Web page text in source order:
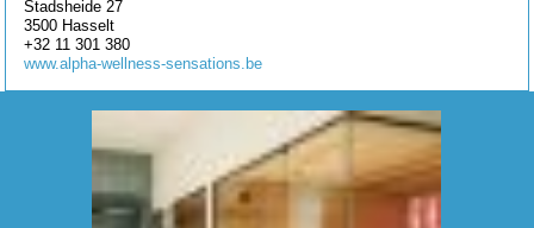
Stadsheide 27
3500 Hasselt
+32 11 301 380
www.alpha-wellness-sensations.be